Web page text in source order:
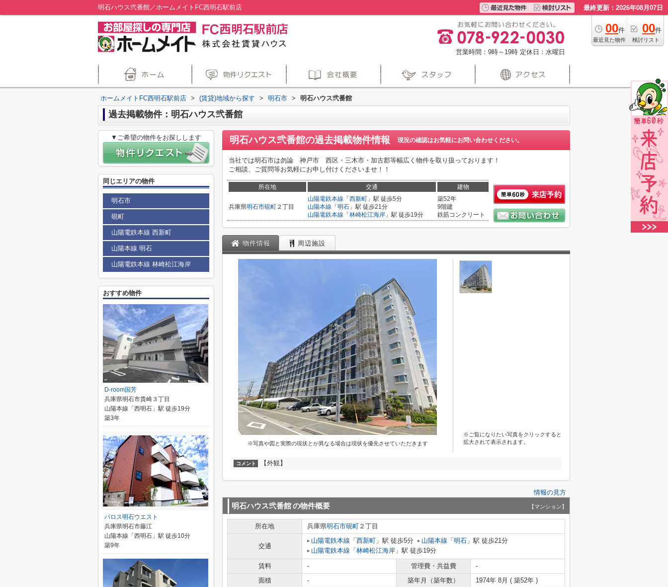
明石ハウス弐番館／ホームメイトFC西明石駅前店 最終更新：2026年08月07日
00件
最近見た物件
00件
検討リスト
営業時間：9時～19時 定休日：水曜日
ホームメイトFC西明石駅前店 > (賃貸)地域から探す > 明石市 > 明石ハウス弐番館
過去掲載物件：明石ハウス弐番館
明石ハウス弐番館の過去掲載物件情報 現況の確認はお気軽にお問い合わせください。
当社では明石市は勿論 神戸市 西区・三木市・加古郡等幅広く物件を取り扱っております！
ご相談、ご質問等お気軽にお申し付けくださいませ！！
所在地 交通 建物
兵庫県明石市硯町 ２丁目
山陽電鉄本線 「 西新町 」駅 徒歩5分
山陽本線 「 明石 」駅 徒歩21分
山陽電鉄本線 「 林崎松江海岸 」駅 徒歩19分
築52年
9階建
鉄筋コンクリート
物件情報 周辺施設
※写真や図と実際の現状とが異なる場合は現状を優先させていただきます
※ご覧になりたい写真をクリックすると
拡大されて表示されます。
コメント 【外観】
情報の見方
明石ハウス弐番館の物件概要 【マンション】
所在地 兵庫県明石市硯町 ２丁目
交通
山陽電鉄本線 「 西新町 」駅 徒歩5分 山陽本線 「 明石 」駅 徒歩21分
山陽電鉄本線 「 林崎松江海岸 」駅 徒歩19分
賃料 - 管理費・共益費
-
面積
- 築年月（築年数） 1974年 8月 ( 築52年 )
▼ご希望の物件をお探しします
同じエリアの物件
明石市
硯町
山陽電鉄本線 西新町
山陽本線 明石
山陽電鉄本線 林崎松江海岸
おすすめ物件
D-room国芳
兵庫県明石市貴崎３丁目
山陽本線「西明石」駅 徒歩19分
築3年
パロス明石ウエスト
兵庫県明石市藤江
山陽本線「西明石」駅 徒歩10分
築9年